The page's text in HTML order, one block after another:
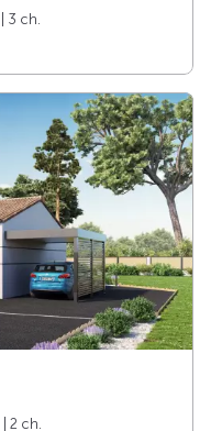
| 3 ch.
| 2 ch.